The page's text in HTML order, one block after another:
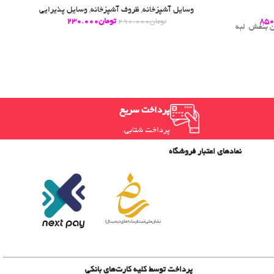
بنفش لبه
وسایل آشپزخانه, ظروف آشپزخانه, وسایل پذیرایی
تومان290.000 تومان230.000
پرداخت سریع
پرداخت شتابی.
نمادهای اعتبار فروشگاه
پرداخت توسط کلیه کارت‌های بانکی